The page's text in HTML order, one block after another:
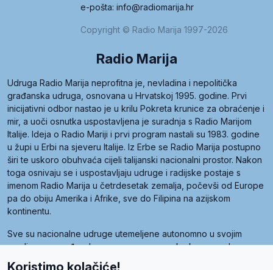
e-pošta: info@radiomarija.hr
Copyright © Radio Marija 1997-2026
Radio Marija
Udruga Radio Marija neprofitna je, nevladina i nepolitička
građanska udruga, osnovana u Hrvatskoj 1995. godine. Prvi
inicijativni odbor nastao je u krilu Pokreta krunice za obraćenje i
mir, a uoči osnutka uspostavljena je suradnja s Radio Marijom
Italije. Ideja o Radio Mariji i prvi program nastali su 1983. godine
u župi u Erbi na sjeveru Italije. Iz Erbe se Radio Marija postupno
širi te uskoro obuhvaća cijeli talijanski nacionalni prostor. Nakon
toga osnivaju se i uspostavljaju udruge i radijske postaje s
imenom Radio Marija u četrdesetak zemalja, počevši od Europe
pa do obiju Amerika i Afrike, sve do Filipina na azijskom
kontinentu.
Sve su nacionalne udruge utemeljene autonomno u svojim
zemljama, a međusobna su povezane preko krovne udruge
pod nazivom Svjetska obitelj Radio Marije (World Family of
Koristimo kolačiće!